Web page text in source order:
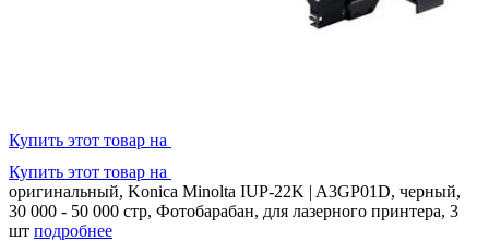
Купить этот товар на
Купить этот товар на
оригинальный, Konica Minolta IUP-22K | A3GP01D, черный,
30 000 - 50 000 стр, Фотобарабан, для лазерного принтера, 3
шт подробнее